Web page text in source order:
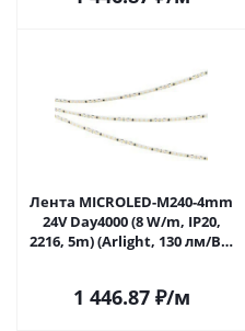
Лента MICROLED-M240-4mm
24V Day4000 (8 W/m, IP20,
2216, 5m) (Arlight, 130 лм/Вт)
1 446.87₽/м